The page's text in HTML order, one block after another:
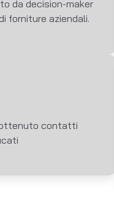
da decision-maker
forniture aziendali.
contatti